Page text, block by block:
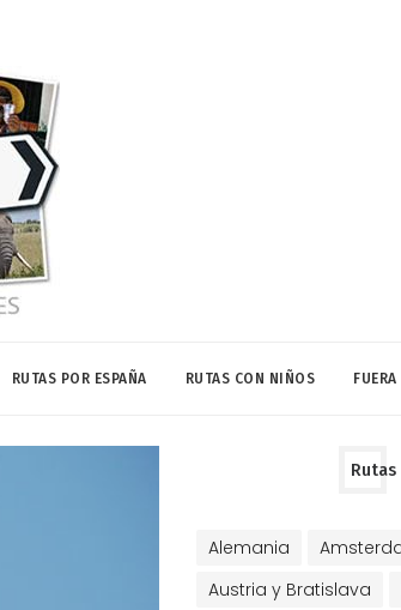
RUTAS POR ESPAÑA RUTAS CON NIÑOS
Alemania
Austria y Bratislava